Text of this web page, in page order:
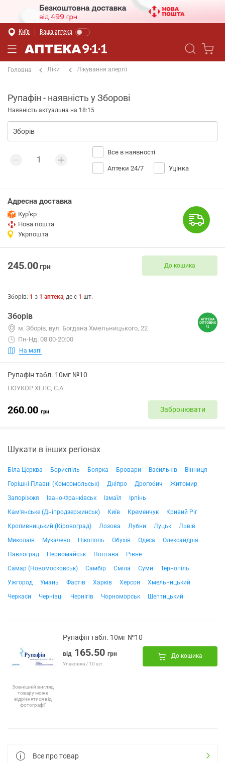
Київ Ваша аптека
Головна Ліки Лікування алергії
Рупафін - наявність у Зборові
Наявність актуальна на 18:15
Все в наявності
Аптеки 24/7 Уцінка
Адресна доставка
Кур'єр
Нова пошта
Укрпошта
245.00грн До кошика
Зборів: 1 з 1 аптека, де є 1 шт.
Зборів
м. Зборів, вул. Богдана Хмельницького, 22
Пн-Нд: 08:00-20:00
На мапі
Рупафін табл. 10мг №10
НОУКОР ХЕЛС, С.А
260.00 грн Забронювати
Шукати в інших регіонах
Біла Церква Бориспіль Боярка Бровари Васильків
Вінниця
Горішні Плавні (Комсомольськ)
Дніпро Дрогобич
Житомир
Запоріжжя
Івано-Франківськ Ізмаїл
Ірпінь
Кам'янське (Дніпродзержинськ)
Київ Кременчук
Кривий Ріг
Кропивницький (Кіровоград)
Лозова Лубни Луцьк
Львів
Миколаїв
Мукачево Нікополь Обухів Одеса
Олександрія
Павлоград
Первомайськ Полтава
Рівне
Самар (Новомосковськ)
Самбір Сміла Суми
Тернопіль
Ужгород
Умань Фастів Харків Херсон
Хмельницький
Черкаси
Чернівці Чернігів Чорноморськ Шептицький
Зовнішній вигляд
товару може
відрізнятися від
фотографії
Рупафін табл. 10мг №10
від 165.50 грн
Упаковка / 10 шт.
До кошика
Все про товар